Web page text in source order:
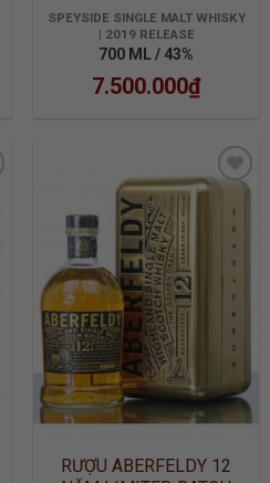
SPEYSIDE SINGLE MALT WHISKY
| 2019 RELEASE
700 ML / 43%
7.500.000₫
ADD TO
WISHLIST
RƯỢU ABERFELDY 12